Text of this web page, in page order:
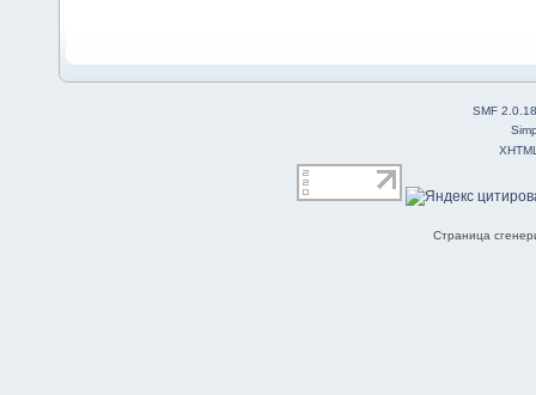
SMF 2.0.18
Страница